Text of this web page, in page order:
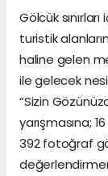
Gölcük
turistik
haline gelen
ile gelecek
“Sizin
yarışmasına;
392 fotoğraf